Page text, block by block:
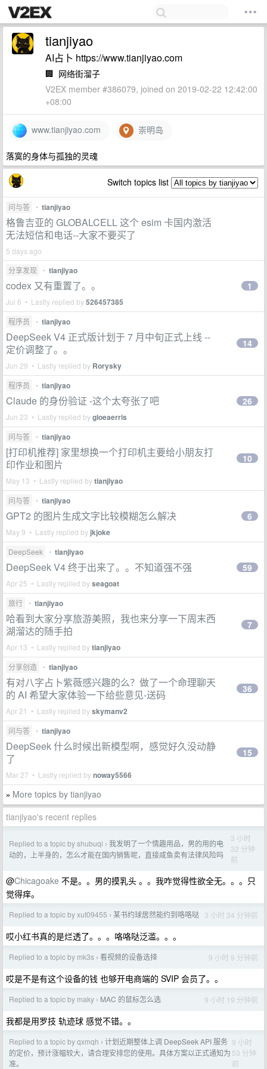
tianjiyao
AI占卜 https://www.tianjiyao.com
🏢 网络街溜子
V2EX member #386079, joined on 2019-02-22 12:42:00
+08:00
www.tianjiyao.com 崇明岛
落寞的身体与孤独的灵魂
Switch topics list
问与答 • tianjiyao
格鲁吉亚的 GLOBALCELL 这个 esim 卡国内激活
无法短信和电话--大家不要买了
5 days ago
分享发现
• tianjiyao
codex 又有重置了。。
Jul 6 • Lastly replied by526457385
1
程序员 • tianjiyao
DeepSeek V4 正式版计划于 7 月中旬正式上线 --
定价调整了。。
Jun 29 • Lastly replied by Rorysky
14
程序员 • tianjiyao
Claude 的身份验证 -这个太夸张了吧
Jun 23 • Lastly replied bygloeaerris
26
问与答 • tianjiyao
[打印机推荐] 家里想换一个打印机主要给小朋友打
印作业和图片
May 13 • Lastly replied bytianjiyao
10
问与答 • tianjiyao
GPT2 的图片生成文字比较模糊怎么解决
May 9 • Lastly replied by jkjoke
6
DeepSeek • tianjiyao
DeepSeek V4 终于出来了。。不知道强不强
Apr 25 • Lastly replied byseagoat
59
旅行 • tianjiyao
哈看到大家分享旅游美照，我也来分享一下周末西
湖溜达的随手拍
Apr 13 • Lastly replied bytianjiyao
7
分享创造 • tianjiyao
有对八字占卜紫薇感兴趣的么？做了一个命理聊天
的 AI 希望大家体验一下给些意见-送码
Apr 21 • Lastly replied byskymanv2
36
问与答 • tianjiyao
DeepSeek 什么时候出新模型啊，感觉好久没动静
了
Mar 27 • Lastly replied bynoway5566
15
» More topics by tianjiyao
tianjiyao's recent replies
Replied to a topic by shubuqi › 我发明了一个情趣用品，男的用的电
动的，上半身的，怎么才能在国内销售呢，直接咸鱼卖有法律风险吗
3 小时
32 分钟
前
@Chicagoake 不是。。男的摸乳头 。。我咋觉得性欲全无。。。只
觉得痒。
Replied to a topic by xut09455 › 某书约球居然能约到咯咯哒 3 小时 34 分钟前
哎小红书真的是烂透了。。。咯咯哒泛滥。。。
Replied to a topic by mk3s › 看视频的设备选择 9 小时 9 分钟前
哎是不是有这个设备的钱 也够开电商端的 SVIP 会员了。。
Replied to a topic by maky › MAC 的鼠标怎么选 9 小时 19 分钟前
我都是用罗技 轨迹球 感觉不错。。
Replied to a topic by qxmqh › 计划近期整体上调 DeepSeek API 服务
的定价，预计涨幅较大，请合理安排您的使用。具体方案以正式通知为
准。
9 小时
53 分钟
前